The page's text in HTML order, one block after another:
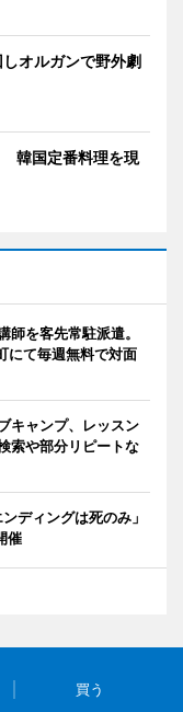
オルガンで野外劇
韓国定番料理を現
を客先常駐派遣。
て毎週無料で対面
キャンプ、レッスン
索や部分リピートな
ディングは死のみ」
催
買う